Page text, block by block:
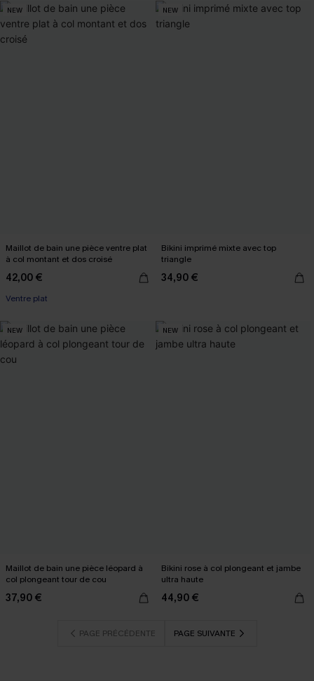
NEW
Maillot de bain une pièce ventre plat
à col montant et dos croisé
42,00 €
Ventre plat
NEW
Bikini imprimé mixte avec top
triangle
34,90 €
NEW
Maillot de bain une pièce léopard à
col plongeant tour de cou
37,90 €
NEW
Bikini rose à col plongeant et jambe
ultra haute
44,90 €
PAGE PRÉCÉDENTE PAGE SUIVANTE